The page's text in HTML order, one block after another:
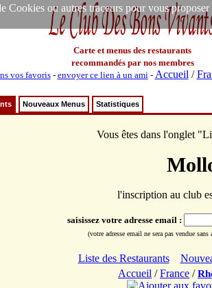
ou autres traceurs pour vous
Carte et menus des restaurants
recommandés par nos membres
vos favoris- envoyer ce lien à un ami- Accueil /
Nouveaux Menus Statistiques
Vous êtes dans l'onglet
l'inscription au club
saisissez votre adresse email :
(votre adresse email ne sera pas vendue
Liste des Restaurants
Accueil /France /